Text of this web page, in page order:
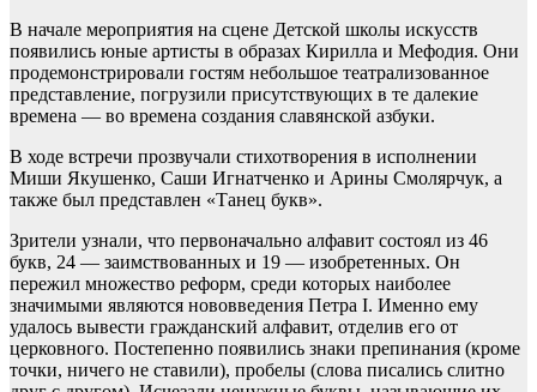
В начале мероприятия на сцене Детской школы искусств
появились юные артисты в образах Кирилла и Мефодия. Они
продемонстрировали гостям небольшое театрализованное
представление, погрузили присутствующих в те далекие
времена — во времена создания славянской азбуки.
В ходе встречи прозвучали стихотворения в исполнении
Миши Якушенко, Саши Игнатченко и Арины Смолярчук, а
также был представлен «Танец букв».
Зрители узнали, что первоначально алфавит состоял из 46
букв, 24 — заимствованных и 19 — изобретенных. Он
пережил множество реформ, среди которых наиболее
значимыми являются нововведения Петра I. Именно ему
удалось вывести гражданский алфавит, отделив его от
церковного. Постепенно появились знаки препинания (кроме
точки, ничего не ставили), пробелы (слова писались слитно